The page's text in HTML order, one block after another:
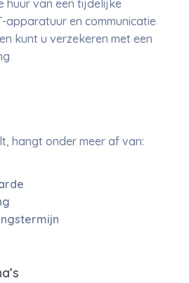
huur van een tijdelijke
apparatuur en communicatie
kunt u verzekeren met een
hangt onder meer af van: